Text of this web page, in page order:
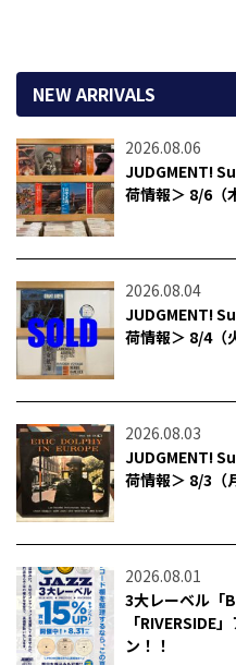
NEW ARRIVALS
2026.08.06
JUDGMENT!
荷情報＞ 8/6（
2026.08.04
JUDGMENT!
荷情報＞ 8/4（
2026.08.03
JUDGMENT!
荷情報＞ 8/3（
2026.08.01
3大レーベル「
「RIVERSIDE
ン！！